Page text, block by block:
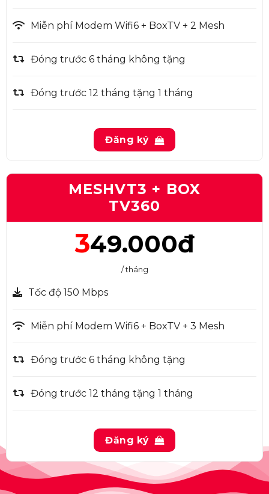
Miễn phí Modem Wifi6 + BoxTV + 2 Mesh
Đóng trước 6 tháng không tặng
Đóng trước 12 tháng tặng 1 tháng
Đăng ký
MESHVT3 + BOX
TV360
349.000đ
/ tháng
Tốc độ 150 Mbps
Miễn phí Modem Wifi6 + BoxTV + 3 Mesh
Đóng trước 6 tháng không tặng
Đóng trước 12 tháng tặng 1 tháng
Đăng ký